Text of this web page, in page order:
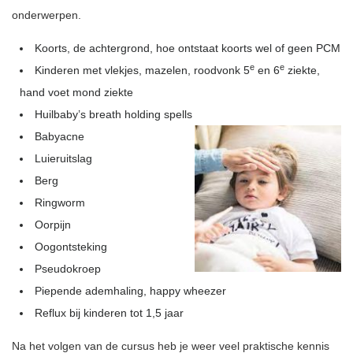
onderwerpen.
Koorts, de achtergrond, hoe ontstaat koorts wel of geen PCM
Kinderen met vlekjes, mazelen, roodvonk 5e en 6e ziekte,
hand voet mond ziekte
Huilbaby’s breath holding spells
Babyacne
Luieruitslag
Berg
Ringworm
Oorpijn
Oogontsteking
Pseudokroep
Piepende ademhaling, happy wheezer
Reflux bij kinderen tot 1,5 jaar
Na het volgen van de cursus heb je weer veel praktische kennis